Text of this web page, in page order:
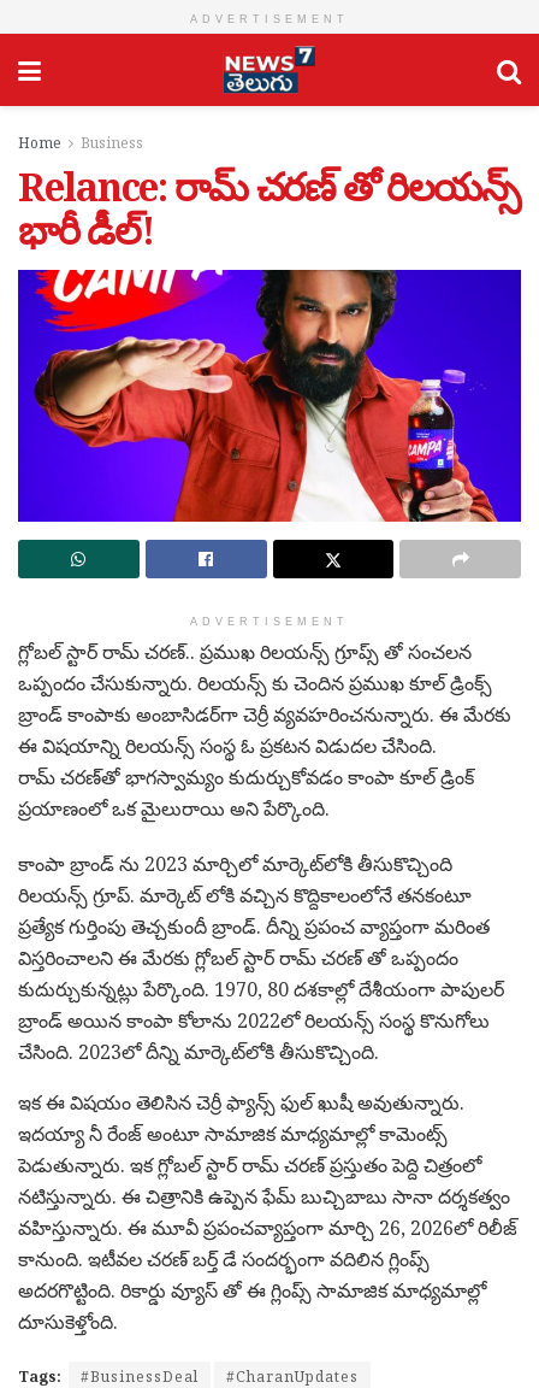
ADVERTISEMENT
Home Business
Relance: రామ్ చరణ్ తో రిలయన్స్
భారీ డీల్!
ADVERTISEMENT
గ్లోబల్ స్టార్ రామ్ చరణ్.. ప్రముఖ రిలయన్స్‌ గ్రూప్స్ తో సంచలన
ఒప్పందం చేసుకున్నారు. రిలయన్స్ కు చెందిన ప్రముఖ కూల్ డ్రింక్స్
బ్రాండ్ కాంపాకు అంబాసిడర్‌గా చెర్రీ వ్యవహరించనున్నారు. ఈ మేరకు
ఈ విషయాన్ని రిలయన్స్‌ సంస్థ ఓ ప్రకటన విడుదల చేసింది.
రామ్ చరణ్‌తో భాగస్వామ్యం కుదుర్చుకోవడం కాంపా కూల్ డ్రింక్
ప్రయాణంలో ఒక మైలురాయి అని పేర్కొంది.
కాంపా బ్రాండ్ ను 2023 మార్చిలో మార్కెట్‌లోకి తీసుకొచ్చింది
రిలయన్స్ గ్రూప్. మార్కెట్ లోకి వచ్చిన కొద్దికాలంలోనే తనకంటూ
ప్రత్యేక గుర్తింపు తెచ్చకుందీ బ్రాండ్. దీన్ని ప్రపంచ వ్యాప్తంగా మరింత
విస్తరించాలని ఈ మేరకు గ్లోబల్ స్టార్ రామ్ చరణ్ తో ఒప్పందం
కుదుర్చుకున్నట్లు పేర్కొంది. 1970, 80 దశకాల్లో దేశీయంగా పాపులర్‌
బ్రాండ్ అయిన కాంపా కోలాను 2022లో రిలయన్స్‌ సంస్థ కొనుగోలు
చేసింది. 2023లో దీన్ని మార్కెట్‌లోకి తీసుకొచ్చింది.
ఇక ఈ విషయం తెలిసిన చెర్రీ ఫ్యాన్స్ ఫుల్ ఖుషీ అవుతున్నారు.
ఇదయ్యా నీ రేంజ్ అంటూ సామాజిక మాధ్యమాల్లో కామెంట్స్
పెడుతున్నారు. ఇక గ్లోబల్ స్టార్ రామ్ చరణ్ ప్రస్తుతం పెద్ది చిత్రంలో
నటిస్తున్నారు. ఈ చిత్రానికి ఉప్పెన ఫేమ్ బుచ్చిబాబు సానా దర్శకత్వం
వహిస్తున్నారు. ఈ మూవీ ప్రపంచవ్యాప్తంగా మార్చి 26, 2026లో రిలీజ్
కానుంది. ఇటీవల చరణ్ బర్త్ డే సందర్భంగా వదిలిన గ్లింప్స్
అదరగొట్టింది. రికార్డు వ్యూస్ తో ఈ గ్లింప్స్ సామాజిక మాధ్యమాల్లో
దూసుకెళ్తోంది.
Tags: #BusinessDeal
#CharanUpdates